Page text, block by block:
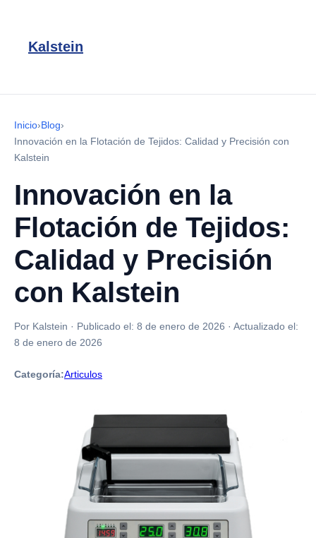
Kalstein
Inicio›Blog›
Innovación en la Flotación de Tejidos: Calidad y Precisión con
Kalstein
Innovación en la
Flotación de Tejidos:
Calidad y Precisión
con Kalstein
Por Kalstein · Publicado el: 8 de enero de 2026 · Actualizado el:
8 de enero de 2026
Categoría:Articulos